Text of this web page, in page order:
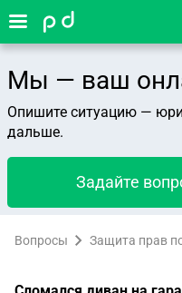
Мы — ваш
Опишите ситуацию —
дальше.
Задайте
Вопросы Защита прав